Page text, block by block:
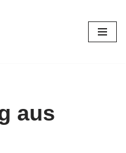
aus